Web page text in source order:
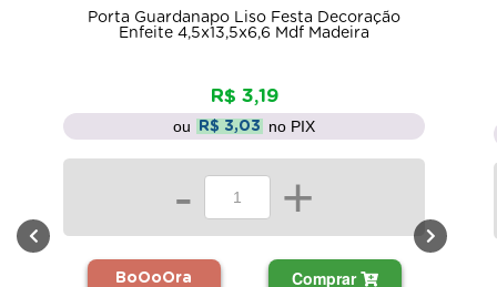
Liso Festa Decoração
Mdf Madeira
no PIX
Comprar
Enfeite de Mesa Avião
R$ 4,69
BoOoOra